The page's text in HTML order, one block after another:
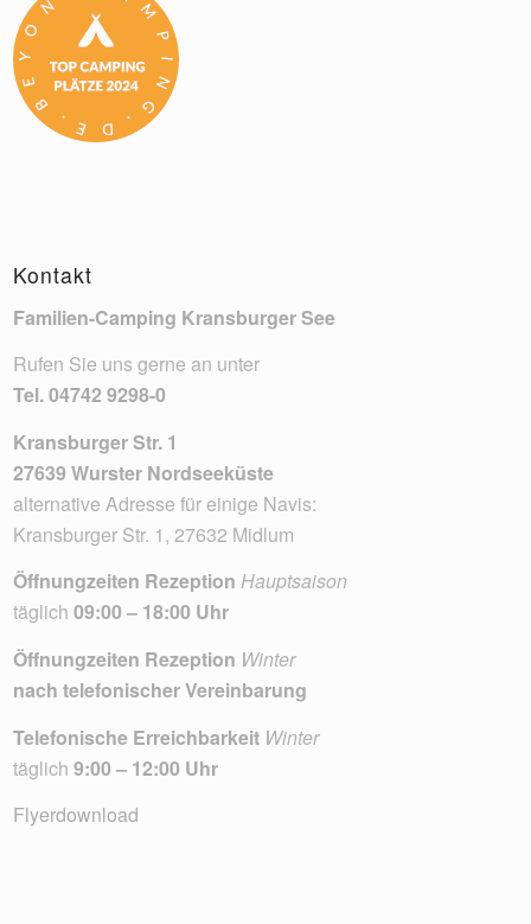
Kontakt
Familien-Camping Kransburger See
Rufen Sie uns gerne an unter
Tel.04742 9298-0
Kransburger Str. 1
27639 Wurster Nordseeküste
alternative Adresse für einige Navis:
Kransburger Str. 1, 27632 Midlum
Öffnungzeiten RezeptionHauptsaison
täglich 09:00 – 18:00 Uhr
Öffnungzeiten Rezeption Winter
nach telefonischer Vereinbarung
Telefonische Erreichbarkeit Winter
täglich 9:00 – 12:00 Uhr
Flyerdownload